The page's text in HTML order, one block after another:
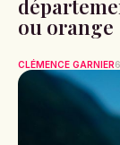
ou orange
CLÉMENCE GARNIER